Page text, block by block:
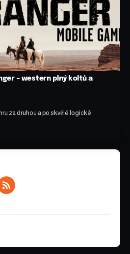
– western plný koltů a
za druhou a po skvělé logické